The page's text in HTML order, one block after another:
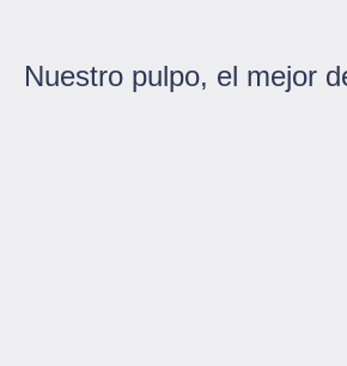
Nuestro pulpo, el mejor